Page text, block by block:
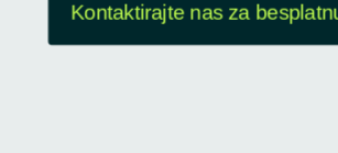
Kontaktirajte nas za